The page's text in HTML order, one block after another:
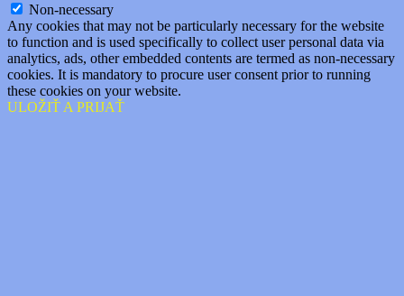
Non-necessary
Any cookies that may not be particularly necessary for the website
to function and is used specifically to collect user personal data via
analytics, ads, other embedded contents are termed as non-necessary
cookies. It is mandatory to procure user consent prior to running
these cookies on your website.
ULOŽIŤ A PRIJAŤ